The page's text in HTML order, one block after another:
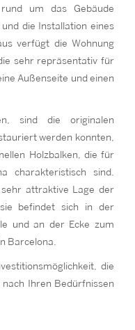
um das Gebäude
die Installation eines
verfügt die Wohnung
sehr repräsentativ für
Außenseite und einen
sind die originalen
werden konnten,
Holzbalken, die für
charakteristisch sind.
attraktive Lage der
sie befindet sich in der
und an der Ecke zum
Barcelona.
die
Ihren Bedürfnissen